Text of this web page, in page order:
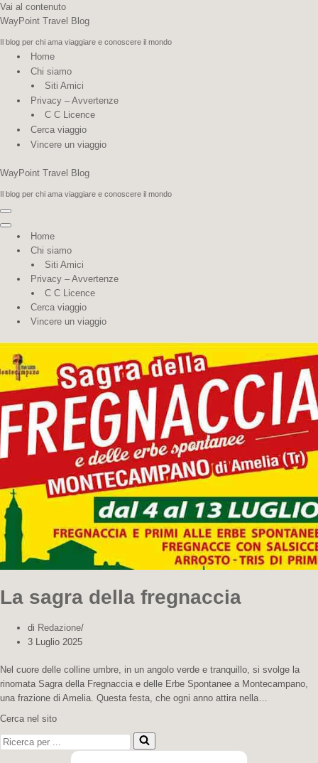
Vai al contenuto
WayPoint Travel Blog
Il blog per chi ama viaggiare e conoscere il mondo
Home
Chi siamo
Siti Amici
Privacy – Avvertenze
C C Licence
Cerca viaggio
Vincere un viaggio
WayPoint Travel Blog
Il blog per chi ama viaggiare e conoscere il mondo
Menu di navigazione
Menu di navigazione
Home
Chi siamo
Siti Amici
Privacy – Avvertenze
C C Licence
Cerca viaggio
Vincere un viaggio
La sagra della fregnaccia
di Redazione
3 Luglio 2025
Nel cuore delle colline umbre, in un angolo verde e tranquillo, si svolge la
rinomata Sagra della Fregnaccia e delle Erbe Spontanee a Montecampano,
una frazione di Amelia. Questa festa, che ogni anno attira nella…
Cerca nel sito
Ricerca per ...